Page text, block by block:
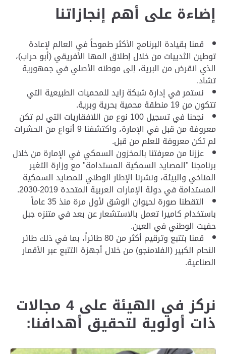
إضاءة على أهم إنجازاتنا
قمنا بقيادة البرنامج الأكثر طموحاً في العالم لإعادة
توطين الثدييات من خلال إطلاق المها الأفريقي (أبو حراب)،
الذي انقرض من البرية، إلى موطنه الأصلي في جمهورية
تشاد.
نستمر في إدارة شبكة زايد للمحميات الطبيعية التي
تتكون من 19 منطقة محمية بحرية وبرية.
نجحنا في تسجيل 100 نوع من اللافقاريات التي لم تكن
معروفة من قبل في الإمارة، واكتشفنا 9 أنواع من الحشرات
لم تكن معروفة للعلم من قبل.
عززنا من معرفتنا بالمخزون السمكي في الإمارة من خلال
برنامجنا "المصايد السمكية المستدامة" مع وزارة التغير
المناخي والبيئة، ونشرنا الإطار الوطني للمصايد السمكية
المستدامة في دولة الإمارات العربية المتحدة 2019-2030.
التقطنا صورة لحيوان الوشق لأول مرة منذ 35 عاماً
باستخدام كاميرا تعمل بالاستشعار عن بعد في متنزه جبل
حفيت الوطني في العين.
قمنا بتتبع وترقيم أكثر من 80 طائراً، بما في ذلك طائر
النحام الكبير (الفلامنجو) من خلال أجهزة التتبع عبر الأقمار
الصناعية.
نركز في الهيئة على 4 مجالات
ذات أولوية لتحقيق أهدافنا: